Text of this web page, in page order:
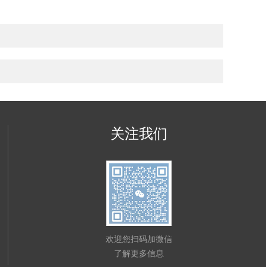
关注我们
欢迎您扫码加微信
了解更多信息